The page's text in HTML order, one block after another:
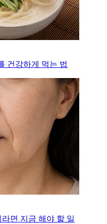
건강하게 먹는 법
면 지금 해야 할 일